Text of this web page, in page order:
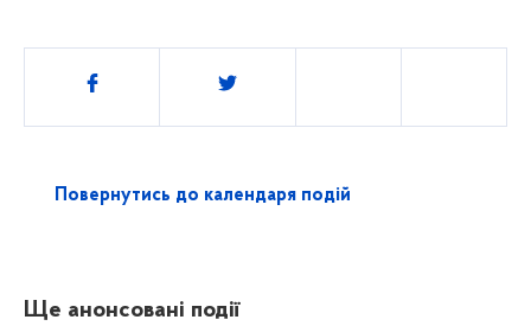
Поділитись
Повернутись до календаря подій
Ще анонсовані події